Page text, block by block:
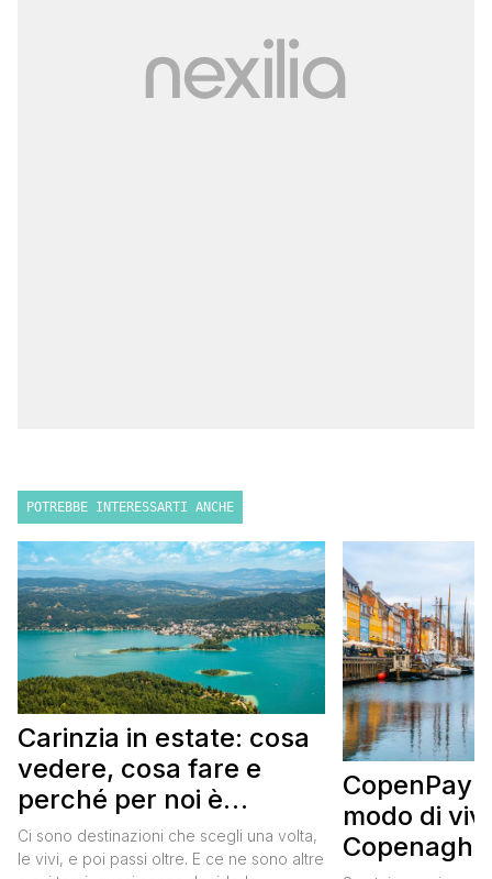
POTREBBE INTERESSARTI ANCHE
Carinzia in estate: cosa
vedere, cosa fare e
perché per noi è
diventata una
destinazione del cuore
Ci sono destinazioni che scegli una volta,
le vivi, e poi passi oltre. E ce ne sono altre
CopenPay:
modo di